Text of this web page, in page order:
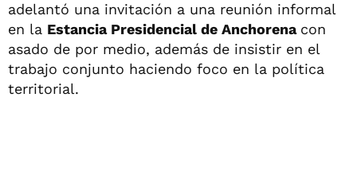
adelantó una invitación a una reunión informal
en la Estancia Presidencial de Anchorena con
asado de por medio, además de insistir en el
trabajo conjunto haciendo foco en la política
territorial.